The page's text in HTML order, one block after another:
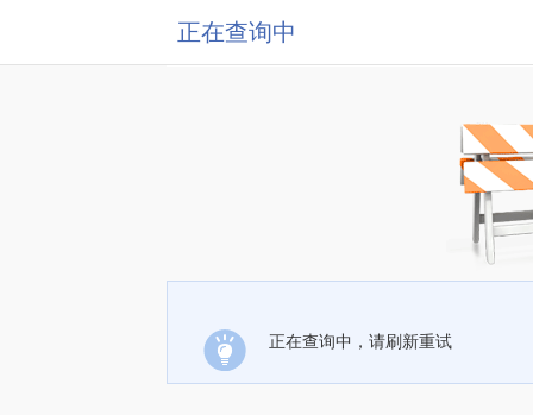
正在查询中
正在查询中，请刷新重试